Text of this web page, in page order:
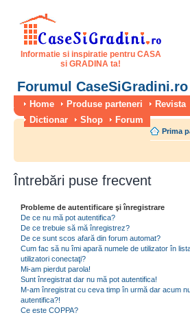
Informatie si inspiratie pentru CASA
si GRADINA ta!
Forumul CaseSiGradini.ro
Home Produse parteneri Revista
Dictionar
Shop Forum
Prima
Întrebări puse frecvent
Probleme de autentificare şi înregistrare
De ce nu mă pot autentifica?
De ce trebuie să mă înregistrez?
De ce sunt scos afară din forum automat?
Cum fac să nu îmi apară numele de utilizator în
utilizatori conectaţi?
Mi-am pierdut parola!
Sunt înregistrat dar nu mă pot autentifica!
M-am înregistrat cu ceva timp în urmă dar acum
autentifica?!
Ce este COPPA?